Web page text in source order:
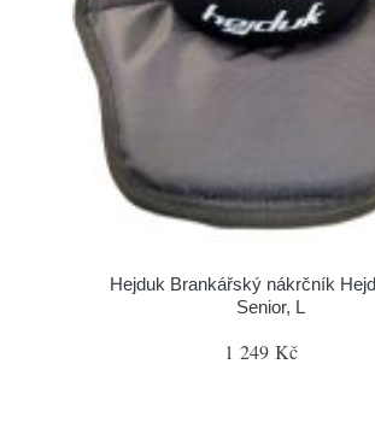
Hejduk Brankářský nákrčník
Senior, L
1 249 Kč